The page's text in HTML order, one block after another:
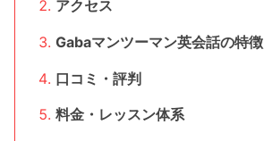
アクセス
Gabaマンツーマン英会話の特徴
口コミ・評判
料金・レッスン体系